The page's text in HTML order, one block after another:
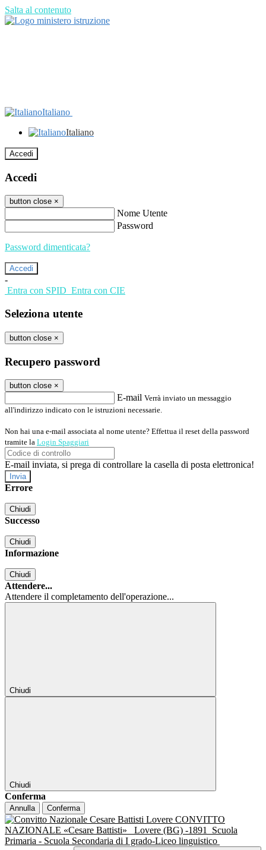
Salta al contenuto
Italiano
Italiano
Accedi
Accedi
button close ×
Nome Utente
Password
Password dimenticata?
-
Entra con SPID Entra con CIE
Seleziona utente
button close ×
Recupero password
button close ×
E-mail Verrà inviato un messaggio
all'indirizzo indicato con le istruzioni necessarie.
Non hai una e-mail associata al nome utente? Effettua il reset della password
tramite la Login Spaggiari
E-mail inviata, si prega di controllare la casella di posta elettronica!
Errore
Chiudi
Successo
Chiudi
Informazione
Chiudi
Attendere...
Attendere il completamento dell'operazione...
Chiudi
Chiudi
Conferma
Annulla Conferma
CONVITTO
NAZIONALE «Cesare Battisti»
Lovere (BG) -1891
Scuola
Primaria - Scuola Secondaria di I grado-Liceo linguistico